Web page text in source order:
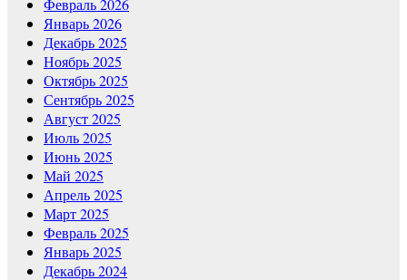
Февраль 2026
Январь 2026
Декабрь 2025
Ноябрь 2025
Октябрь 2025
Сентябрь 2025
Август 2025
Июль 2025
Июнь 2025
Май 2025
Апрель 2025
Март 2025
Февраль 2025
Январь 2025
Декабрь 2024